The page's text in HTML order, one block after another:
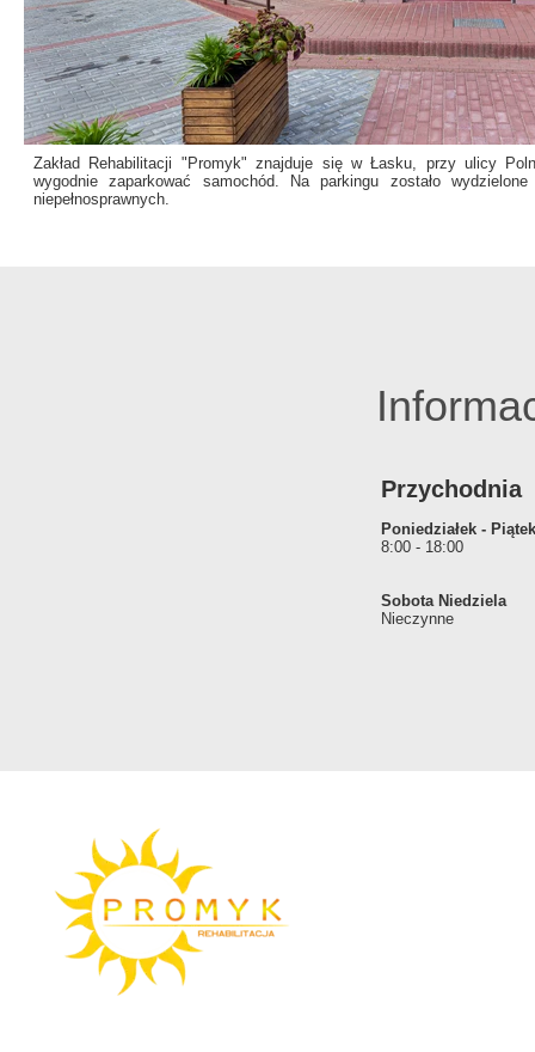
Zakład Rehabilitacji "Promyk" znajduje się w Łasku, przy ulicy
wygodnie zaparkować samochód. Na parkingu zostało
niepełnosprawnych.
Przychodnia
Poniedziałek - Piątek
8:00 - 18:00
Sobota Niedziela
Nieczynne